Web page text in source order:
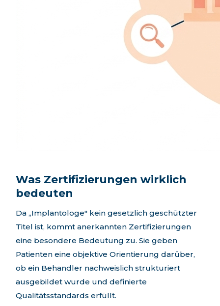
Was Zertifizierungen wirklich
bedeuten
Da „Implantologe" kein gesetzlich geschützter
Titel ist, kommt anerkannten Zertifizierungen
eine besondere Bedeutung zu. Sie geben
Patienten eine objektive Orientierung darüber,
ob ein Behandler nachweislich strukturiert
ausgebildet wurde und definierte
Qualitätsstandards erfüllt.